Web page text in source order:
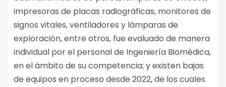
impresoras de placas radiográficas, monitores de
signos vitales, ventiladores y lámparas de
exploración, entre otros, fue evaluado de manera
individual por el personal de Ingeniería Biomédica,
en el ámbito de su competencia; y existen bajas
de equipos en proceso desde 2022, de los cuales